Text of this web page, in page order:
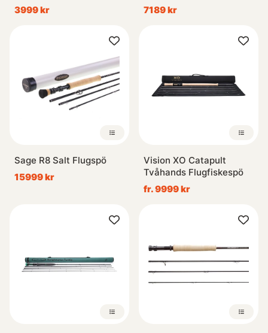
3999 kr 7189 kr
Sage R8 Salt Flugspö
15999 kr
Vision XO Catapult
Tvåhands Flugfiskespö
fr. 9999 kr